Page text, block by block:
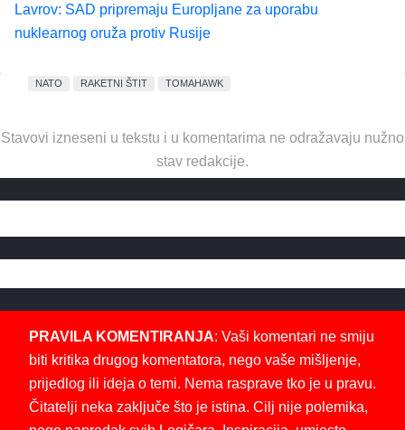
Lavrov: SAD pripremaju Europljane za uporabu
nuklearnog oruža protiv Rusije
NATO RAKETNI ŠTIT TOMAHAWK
Stavovi izneseni u tekstu i u komentarima ne odražavaju nužno
stav redakcije.
PRAVILA KOMENTIRANJA: Vaši komentari ne smiju
biti kritika drugog komentatora, nego vaše mišljenje,
prijedlog ili ideja o temi. Nema rasprave tko je u pravu.
Čitatelji neka zaključe što je istina. Cilj nije polemika,